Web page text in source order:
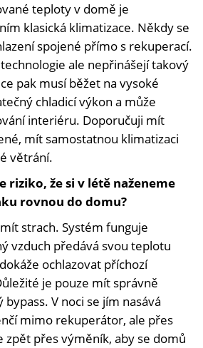
teploty v domě je
klasická klimatizace. Někdy se
spojené přímo s rekuperací.
ale nepřinášejí takový
pak musí běžet na vysoké
chladicí výkon a může
interiéru. Doporučuji mít
mít samostatnou klimatizaci
větrání.
riziko, že si v létě naženeme
rovnou do domu?
strach. Systém funguje
vzduch předává svou teplotu
ochlazovat příchozí
je pouze mít správně
V noci se jím nasává
mimo rekuperátor, ale přes
zpět přes výměník, aby se domů